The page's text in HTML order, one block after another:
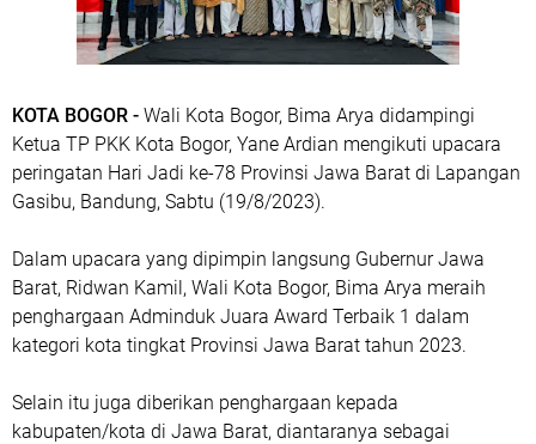
KOTA BOGOR - Wali Kota Bogor, Bima Arya didampingi
Ketua TP PKK Kota Bogor, Yane Ardian mengikuti upacara
peringatan Hari Jadi ke-78 Provinsi Jawa Barat di Lapangan
Gasibu, Bandung, Sabtu (19/8/2023).
Dalam upacara yang dipimpin langsung Gubernur Jawa
Barat, Ridwan Kamil, Wali Kota Bogor, Bima Arya meraih
penghargaan Adminduk Juara Award Terbaik 1 dalam
kategori kota tingkat Provinsi Jawa Barat tahun 2023.
Selain itu juga diberikan penghargaan kepada
kabupaten/kota di Jawa Barat, diantaranya sebagai